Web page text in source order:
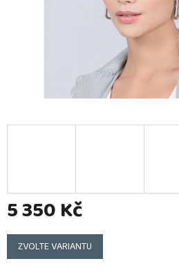
5 350 Kč
Měrná
cena:
ZVOLTE VARIANTU